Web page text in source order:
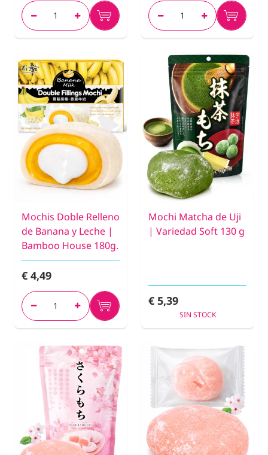
Mochis Doble Relleno
de Banana y Leche |
Bamboo House 180g.
€ 4,49
Mochi Matcha de Uji
| Variedad Soft 130 g
€ 5,39
SIN STOCK